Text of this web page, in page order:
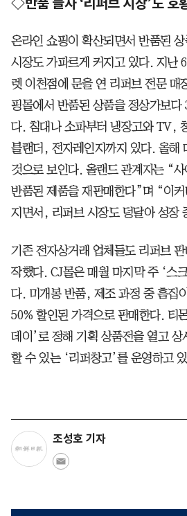
온라인 쇼핑이 확산되면서 반품된
시장도 가파르게 커지고 있다. 지난
렛 이천점에 문을 연 리퍼브 전문 매
핑몰에서 반품된 상품을 정상가보다
다. 침대나 소파부터 냉장고와 TV,
블랜더, 전자레인지까지 있다. 올해
것으로 보인다. 올랜드 관계자는 “
반품된 제품을 재판매한다”며 “이
지면서, 리퍼브 시장도 덩달아 성장
기존 전자상거래 업체들도 리퍼브
작했다. CJ몰은 매월 마지막 주 ‘스
다. 미개봉 반품, 제조 과정 중 흠집
50% 할인된 가격으로 판매한다. 티
데이’로 정해 기획 상품전을 열고 상
할 수 있는 ‘리퍼창고’를 운영하고
조성호 기자